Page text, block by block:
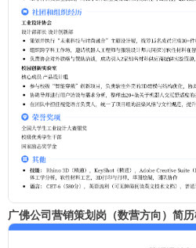
广佛公司营销策划岗（数营方向）简